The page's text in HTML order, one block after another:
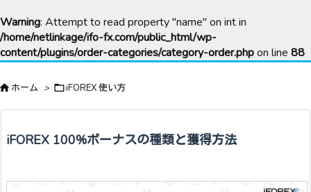
Warning: Attempt to read property "name" on int in
/home/netlinkage/ifo-fx.com/public_html/wp-
content/plugins/order-categories/category-order.phpon line 88
ホーム > iFOREX 使い方
iFOREX 100%ボーナスの種類と獲得方法